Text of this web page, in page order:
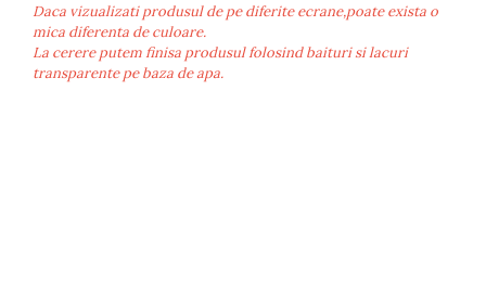
Daca vizualizati produsul de pe diferite ecrane,poate exista o
mica diferenta de culoare.
La cerere putem finisa produsul folosind baituri si lacuri
transparente pe baza de apa.